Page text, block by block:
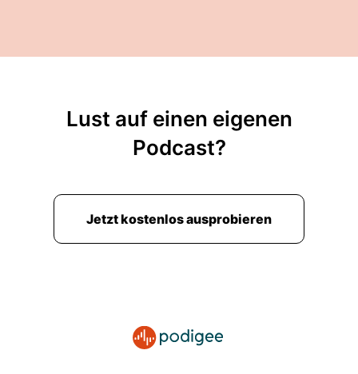
Lust auf einen eigenen
Podcast?
Jetzt kostenlos ausprobieren